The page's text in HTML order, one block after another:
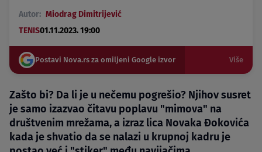
Autor: Miodrag Dimitrijević
TENIS01.11.2023. 19:00
Postavi Nova.rs za omiljeni Google izvor Više
Zašto bi? Da li je u nečemu pogrešio? Njihov susret
je samo izazvao čitavu poplavu "mimova" na
društvenim mrežama, a izraz lica Novaka Đokovića
kada je shvatio da se nalazi u krupnoj kadru je